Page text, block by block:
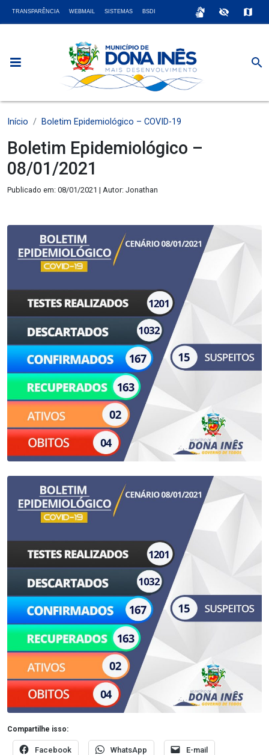
TRANSPARÊNCIA WEBMAIL SISTEMAS BSDI sign_language visibility_off map
search
Início Boletim Epidemiológico – COVID-19
Boletim Epidemiológico –
08/01/2021
Publicado em: 08/01/2021 | Autor: Jonathan
Compartilhe isso:
Facebook WhatsApp E-mail